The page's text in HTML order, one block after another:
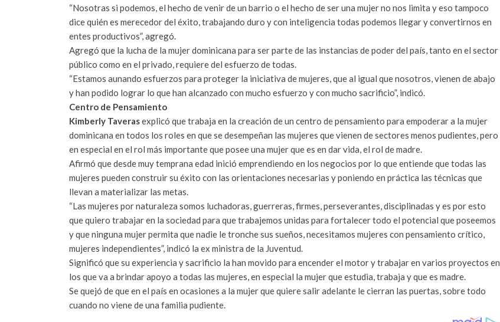
“Nosotras si podemos, el hecho de venir de un barrio o el hecho de ser una mujer no nos limita y eso tampoco
dice quién es merecedor del éxito, trabajando duro y con inteligencia todas podemos llegar y convertirnos en
entes productivos”, agregó.
Agregó que la lucha de la mujer dominicana para ser parte de las instancias de poder del país, tanto en el sector
público como en el privado, requiere del esfuerzo de todas.
“Estamos aunando esfuerzos para proteger la iniciativa de mujeres, que al igual que nosotros, vienen de abajo
y han podido lograr lo que han alcanzado con mucho esfuerzo y con mucho sacrificio”, indicó.
Centro de Pensamiento
Kimberly Taverasexplicó que trabaja en la creación de un centro de pensamiento para empoderar a la mujer
dominicana en todos los roles en que se desempeñan las mujeres que vienen de sectores menos pudientes, pero
en especial en el rol más importante que posee una mujer que es en dar vida, el rol de madre.
Afirmó que desde muy temprana edad inició emprendiendo en los negocios por lo que entiende que todas las
mujeres pueden construir su éxito con las orientaciones necesarias y poniendo en práctica las técnicas que
llevan a materializar las metas.
“Las mujeres por naturaleza somos luchadoras, guerreras, firmes, perseverantes, disciplinadas y es por esto
que quiero trabajar en la sociedad para que trabajemos unidas para fortalecer todo el potencial que poseemos
y que ninguna mujer permita que nadie le tronche sus sueños, necesitamos mujeres con pensamiento crítico,
mujeres independientes”, indicó la ex ministra de la Juventud.
Significó que su experiencia y sacrificio la han movido para encender el motor y trabajar en varios proyectos en
los que va a brindar apoyo a todas las mujeres, en especial la mujer que estudia, trabaja y que es madre.
Se quejó de que en el país en ocasiones a la mujer que quiere salir adelante le cierran las puertas, sobre todo
cuando no viene de una familia pudiente.